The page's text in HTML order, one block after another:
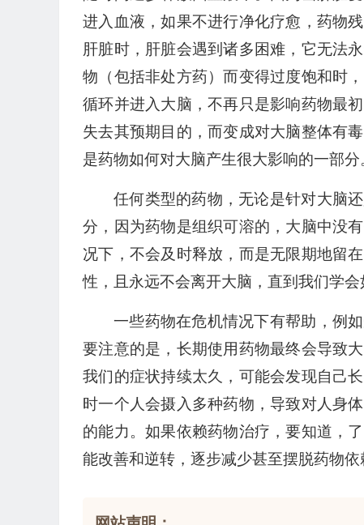
进入血液，如果不进行净化疗愈，药物
肝脏时，肝脏会遇到诸多困难，它无法
物（包括非处方药）而变得过度饱和时
循环并进入大脑，不再只是影响药物最
失去其预期目的，而变成对大脑整体有
是药物如何对大脑产生很大影响的一部分
任何类型的药物，无论是针对大脑
分，因为药物是组织可溶的，大脑中没
况下，不会及时释放，而是无限期地留
性，且永远不会离开大脑，直到我们学
一些药物在危机情况下有帮助，例
要注意的是，长期使用药物最终会导致
我们的症状持续太久，可能会发现自己
时一个人会摄入多种药物，导致对人身
的能力。如果依赖药物治疗，要知道，
能改善和逆转，逐步减少甚至摆脱药物依